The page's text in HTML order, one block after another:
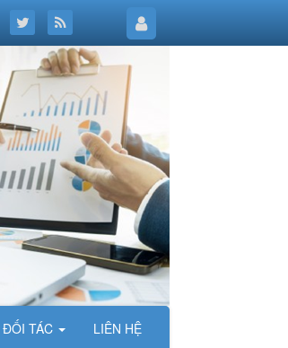
ĐỐI TÁC LIÊN HỆ